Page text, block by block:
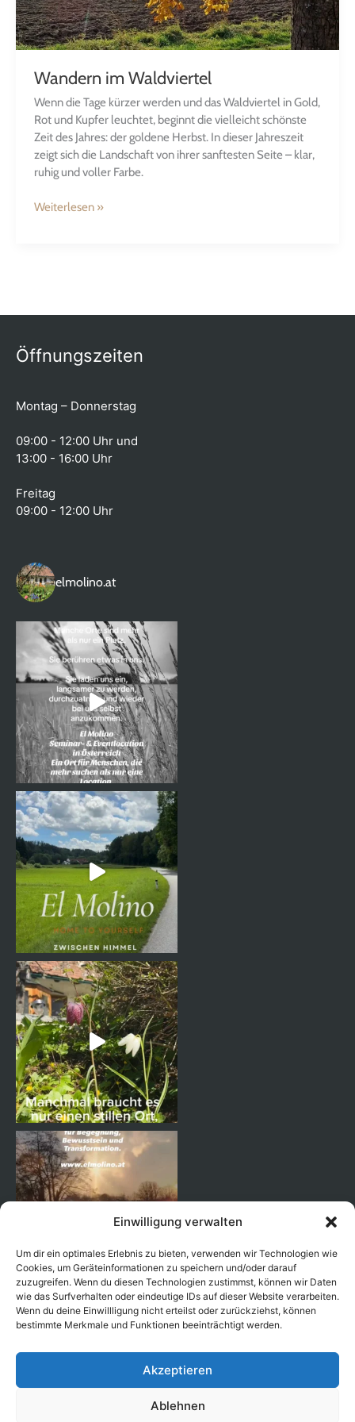
Einwilligung verwalten
Um dir ein optimales Erlebnis zu bieten, verwenden wir Technologien wie
Cookies, um Geräteinformationen zu speichern und/oder darauf
zuzugreifen. Wenn du diesen Technologien zustimmst, können wir Daten
wie das Surfverhalten oder eindeutige IDs auf dieser Website verarbeiten.
Wenn du deine Einwillligung nicht erteilst oder zurückziehst, können
bestimmte Merkmale und Funktionen beeinträchtigt werden.
Akzeptieren
Ablehnen
Wandern im Waldviertel
Wenn die Tage kürzer werden und das Waldviertel in Gold,
Rot und Kupfer leuchtet, beginnt die vielleicht schönste
Zeit des Jahres: der goldene Herbst. In dieser Jahreszeit
zeigt sich die Landschaft von ihrer sanftesten Seite – klar,
ruhig und voller Farbe.
Weiterlesen »
Öffnungszeiten
Montag – Donnerstag
09:00 - 12:00 Uhr und
13:00 - 16:00 Uhr
Freitag
09:00 - 12:00 Uhr
elmolino.at
Auf Instagram folgen